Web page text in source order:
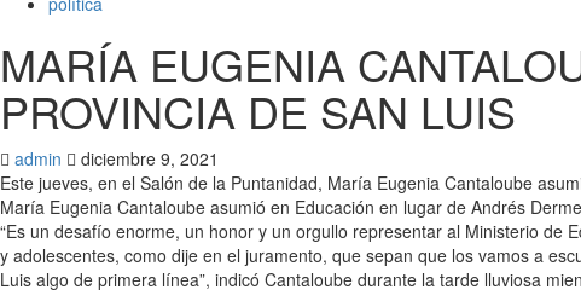
MARÍA EUGENIA
PROVINCIA DE SAN LUIS
admin
diciembre 9, 2021
Este jueves, en el Salón de la Puntanidad, María Eugenia Cantaloube
María Eugenia Cantaloube asumió en Educación en lugar de Andrés
“Es un desafío enorme, un honor y un orgullo representar al Ministerio de
y adolescentes, como dije en el juramento, que sepan que los vamos a
Luis algo de primera línea”, indicó Cantaloube durante la tarde lluviosa